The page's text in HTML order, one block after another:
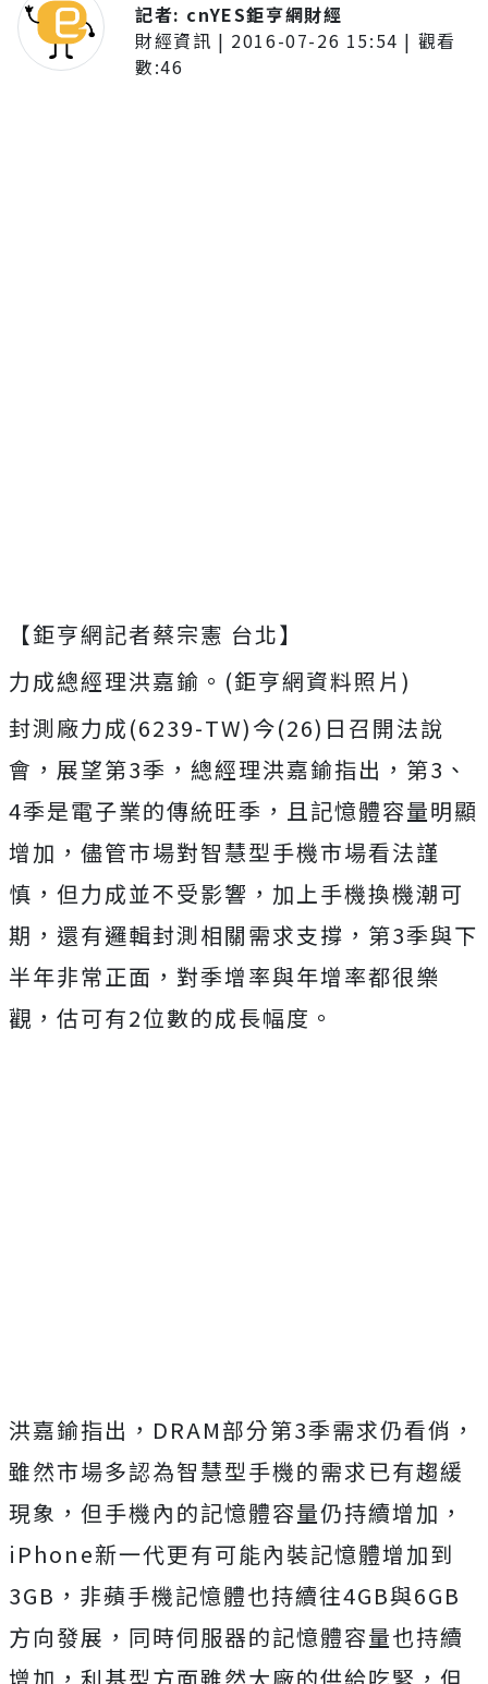
記者: cnYES鉅亨網財經
財經資訊 | 2016-07-26 15:54 | 觀看
數:46
【鉅亨網記者蔡宗憲 台北】
力成總經理洪嘉鍮。(鉅亨網資料照片)
封測廠力成(6239-TW)今(26)日召開法說
會，展望第3季，總經理洪嘉鍮指出，第3、
4季是電子業的傳統旺季，且記憶體容量明顯
增加，儘管市場對智慧型手機市場看法謹
慎，但力成並不受影響，加上手機換機潮可
期，還有邏輯封測相關需求支撐，第3季與下
半年非常正面，對季增率與年增率都很樂
觀，估可有2位數的成長幅度。
洪嘉鍮指出，DRAM部分第3季需求仍看俏，
雖然市場多認為智慧型手機的需求已有趨緩
現象，但手機內的記憶體容量仍持續增加，
iPhone新一代更有可能內裝記憶體增加到
3GB，非蘋手機記憶體也持續往4GB與6GB
方向發展，同時伺服器的記憶體容量也持續